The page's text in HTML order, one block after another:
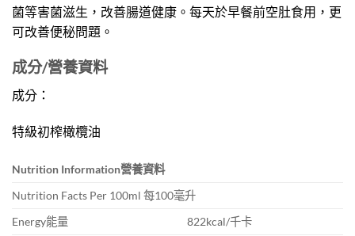
菌等害菌滋生，改善腸道健康。每天於早餐前空肚食用，更
可改善便秘問題。
成分/營養資料
成分：
特級初榨橄欖油
Nutrition Information營養資料
Nutrition Facts Per 100ml 每100毫升
Energy能量
822kcal/千卡